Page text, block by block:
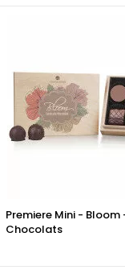
Premiere Mini - Bloom
Chocolats